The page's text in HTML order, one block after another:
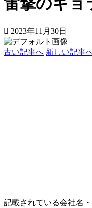
2023年11月30日
古い記事へ 新しい記事
記載されている会社名